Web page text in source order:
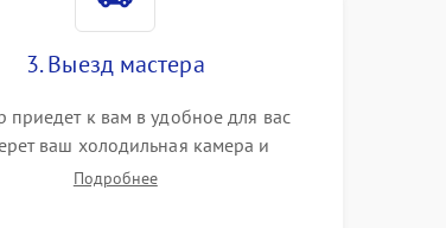
3. Выезд мастера
приедет к вам в удобное для вас
ваш холодильная камера и
склад для диагностики.
Подробнее